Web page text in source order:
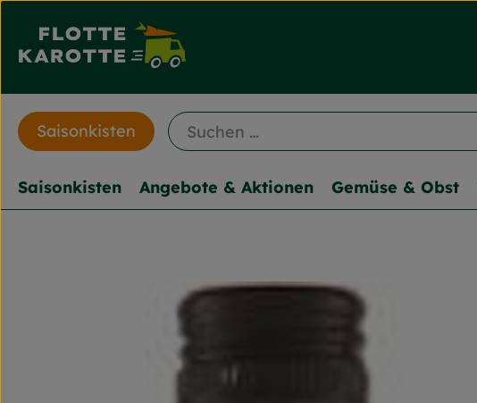
Saisonkisten
Saisonkisten Angebote & Aktionen Gemüse & Obst